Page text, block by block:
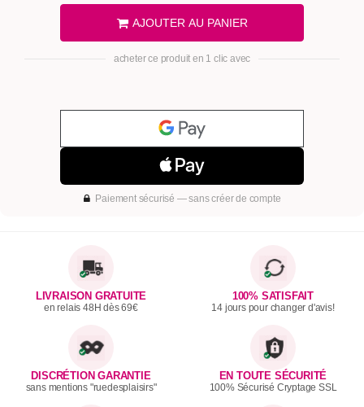
AJOUTER AU PANIER
acheter ce produit en 1 clic avec
Paiement sécurisé — sans créer de compte
LIVRAISON GRATUITE
en relais 48H dès 69€
100% SATISFAIT
14 jours pour changer d'avis!
DISCRÉTION GARANTIE
sans mentions "ruedesplaisirs"
EN TOUTE SÉCURITÉ
100% Sécurisé Cryptage SSL